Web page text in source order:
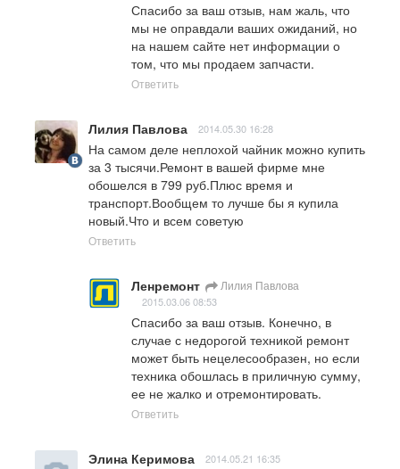
Спасибо за ваш отзыв, нам жаль, что
мы не оправдали ваших ожиданий, но
на нашем сайте нет информации о
том, что мы продаем запчасти.
Ответить
Лилия Павлова 2014.05.30 16:28
На самом деле неплохой чайник можно купить
за 3 тысячи.Ремонт в вашей фирме мне
обошелся в 799 руб.Плюс время и
транспорт.Вообщем то лучше бы я купила
новый.Что и всем советую
Ответить
Ленремонт Лилия Павлова
2015.03.06 08:53
Спасибо за ваш отзыв. Конечно, в
случае с недорогой техникой ремонт
может быть нецелесообразен, но если
техника обошлась в приличную сумму,
ее не жалко и отремонтировать.
Ответить
Элина Керимова 2014.05.21 16:35